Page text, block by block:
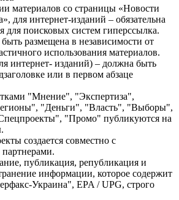
материалов со страницы «Новости
для интернет-изданий – обязательна
для поисковых систем гиперссылка.
размещена в независимости от
использования материалов.
интернет- изданий) – должна быть
или в первом абзаце
"Мнение", "Экспертиза",
"Деньги", "Власть", "Выборы",
"Промо" публикуются на
создается совместно с
публикация, републикация и
информации, которое содержит
Украина", EPA / UPG, строго